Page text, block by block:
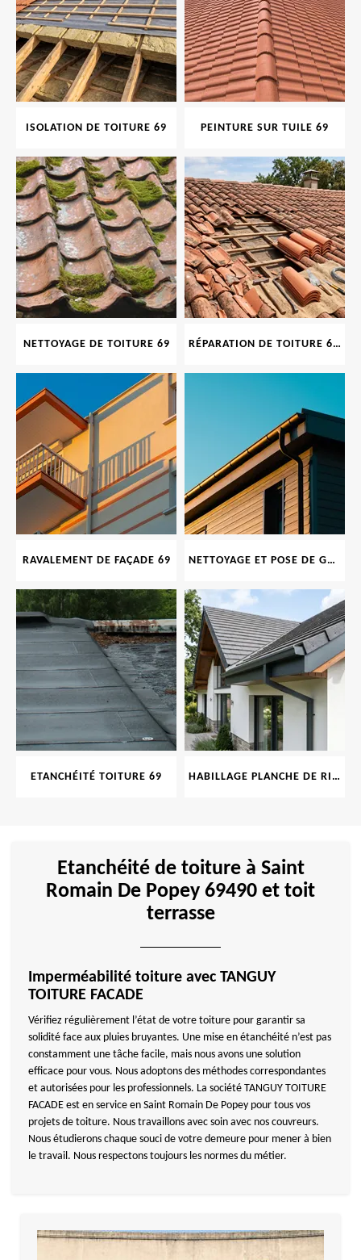
ISOLATION DE TOITURE 69 PEINTURE SUR TUILE 69
NETTOYAGE DE TOITURE 69 RÉPARATION DE TOITURE 69 RHONE, TUILES CASSÉES OU ABIMÉES
RAVALEMENT DE FAÇADE 69 NETTOYAGE ET POSE DE GOUTTIÈRE 69
ETANCHÉITÉ TOITURE 69 HABILLAGE PLANCHE DE RIVE 69
Etanchéité de toiture à Saint
Romain De Popey 69490 et toit
terrasse
Imperméabilité toiture avec TANGUY
TOITURE FACADE
Vérifiez régulièrement l’état de votre toiture pour garantir sa
solidité face aux pluies bruyantes. Une mise en étanchéité n’est pas
constamment une tâche facile, mais nous avons une solution
efficace pour vous. Nous adoptons des méthodes correspondantes
et autorisées pour les professionnels. La société TANGUY TOITURE
FACADE est en service en Saint Romain De Popey pour tous vos
projets de toiture. Nous travaillons avec soin avec nos couvreurs.
Nous étudierons chaque souci de votre demeure pour mener à bien
le travail. Nous respectons toujours les normes du métier.